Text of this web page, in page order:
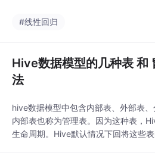
原理其中，为偏置参数，M为特征数
#线性回归
Hive数据模型的几种表 和
法
hive数据模型中包含内部表、外部表
内部表也称为管理表。因为这种表，
生命周期。Hive默认情况下回将这些